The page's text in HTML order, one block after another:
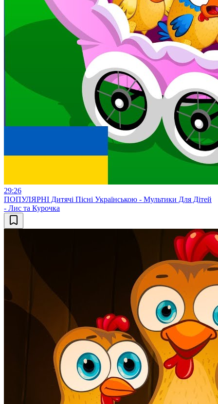
29:26
ПОПУЛЯРНІ Дитячі Пісні Українською - Мультики Для Дітей
- Лис та Курочка